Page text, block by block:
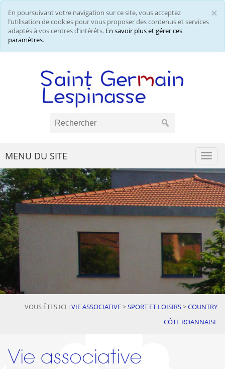
×
En poursuivant votre navigation sur ce site, vous acceptez
l’utilisation de cookies pour vous proposer des contenus et services
adaptés à vos centres d’intérêts. En savoir plus et gérer ces
paramètres.
MENU DU SITE
VOUS ÊTES ICI :VIE ASSOCIATIVE>SPORT ET LOISIRS>COUNTRY
CÔTE ROANNAISE
Vie associative